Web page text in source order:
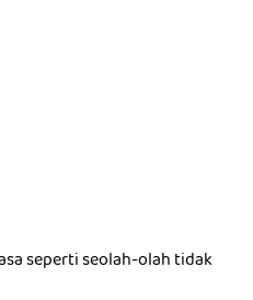
seperti seolah-olah tidak